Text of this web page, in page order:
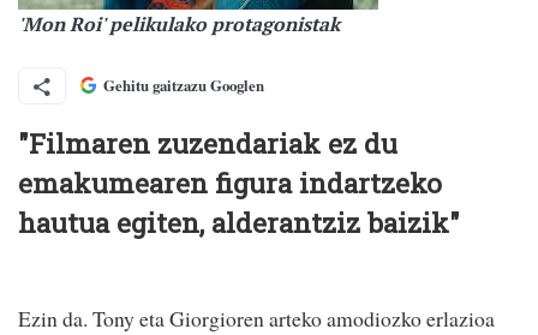
'Mon Roi' pelikulako protagonistak
Gehitu gaitzazu Googlen
"Filmaren zuzendariak ez du
emakumearen figura indartzeko
hautua egiten, alderantziz baizik"
Ezin da. Tony eta Giorgioren arteko amodiozko erlazioa